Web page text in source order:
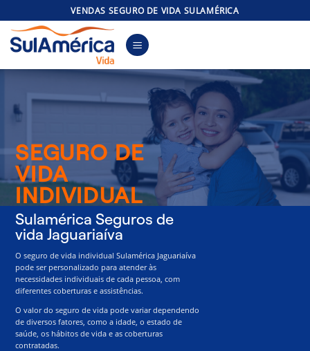
to
content
VENDAS SEGURO DE VIDA SULAMÉRICA
SEGURO DE
VIDA
INDIVIDUAL
Sulamérica Seguros de
vida Jaguariaíva
O seguro de vida individual Sulamérica Jaguariaíva
pode ser personalizado para atender às
necessidades individuais de cada pessoa, com
diferentes coberturas e assistências.
O valor do seguro de vida pode variar dependendo
de diversos fatores, como a idade, o estado de
saúde, os hábitos de vida e as coberturas
contratadas.